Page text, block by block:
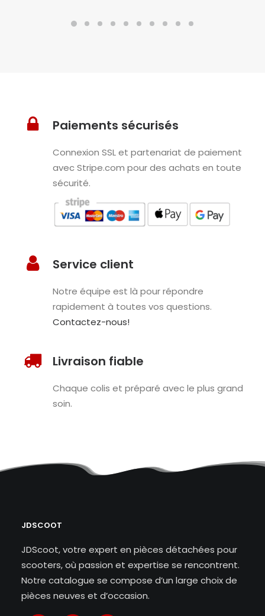
Paiements sécurisés
Connexion SSL et partenariat de paiement
avec Stripe.com pour des achats en toute
sécurité.
Service client
Notre équipe est là pour répondre
rapidement à toutes vos questions.
Contactez-nous!
Livraison fiable
Chaque colis et préparé avec le plus grand
soin.
JDSCOOT
JDScoot, votre expert en pièces détachées pour
scooters, où passion et expertise se rencontrent.
Notre catalogue se compose d’un large choix de
pièces neuves et d’occasion.